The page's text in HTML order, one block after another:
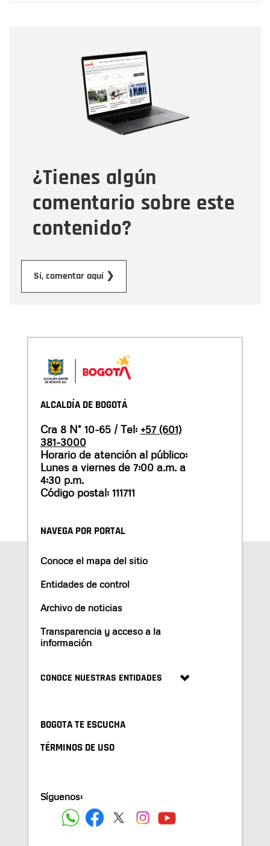
¿Tienes algún
comentario sobre este
contenido?
Sí, comentar aquí ❯
Correo electrónico
Tipo de comentario
Mensaje
ALCALDÍA DE BOGOTÁ
Cra 8 N° 10-65 / Tel: +57 (601)
381-3000
Horario de atención al público:
Lunes a viernes de 7:00 a.m. a
4:30 p.m.
Código postal: 111711
NAVEGA POR PORTAL
Conoce el mapa del sitio
Entidades de control
Archivo de noticias
Transparencia y acceso a la
información
CONOCE NUESTRAS ENTIDADES
BOGOTA TE ESCUCHA
TÉRMINOS DE USO
Síguenos: